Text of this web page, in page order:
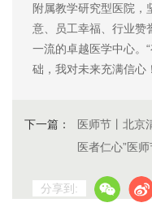
附属教学研究型医院，
意、员工幸福、行业赞
一流的卓越医学中心。
础，我对未来充满信心
下一篇：
医师节丨北京
医者仁心”医
分享到: